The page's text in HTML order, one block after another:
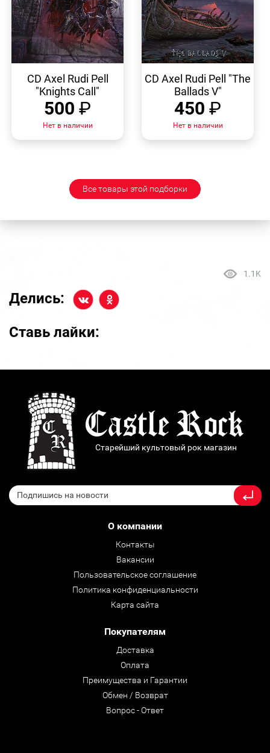
ПРОСМОТР
CD Axel Rudi Pell
"Knights Call"
500 ₽
Нет в наличии
ПРОСМОТР
CD Axel Rudi Pell "The
Ballads V"
450 ₽
Нет в наличии
Все товары этой подборки
1.1K
Делись:
Ставь лайки:
Старейший культовый рок магазин
О компании
Контакты
Вакансии
Пользовательское соглашение
Политика конфиденциальности
Карта сайта
Покупателям
Доставка
Оплата
Преимущества и Гарантии
Обмен / Возврат
Вопрос - Ответ